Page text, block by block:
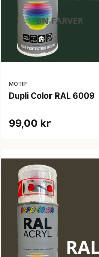
MOTIP
Dupli Color RAL 6009
99,00 kr